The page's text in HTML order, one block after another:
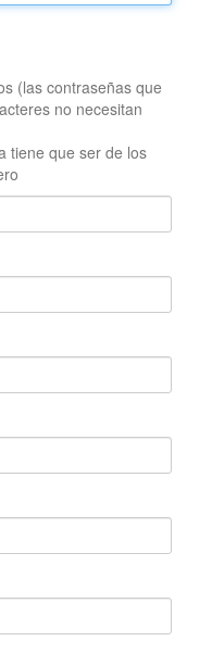
(las contraseñas que
no necesitan
tiene que ser de los